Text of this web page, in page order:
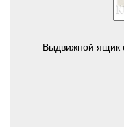
Выдвижной ящик